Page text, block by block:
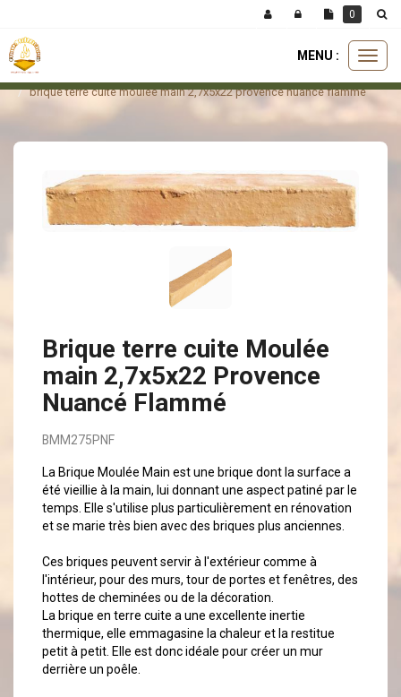
menu
MENU :
briques
brique terre cuite moulée main 2,7x5x22 provence nuancé flammé
Brique terre cuite Moulée
main 2,7x5x22 Provence
Nuancé Flammé
BMM275PNF
La Brique Moulée Main est une brique dont la surface a
été vieillie à la main, lui donnant une aspect patiné par le
temps. Elle s'utilise plus particulièrement en rénovation
et se marie très bien avec des briques plus anciennes.
Ces briques peuvent servir à l'extérieur comme à
l'intérieur, pour des murs, tour de portes et fenêtres, des
hottes de cheminées ou de la décoration.
La brique en terre cuite a une excellente inertie
thermique, elle emmagasine la chaleur et la restitue
petit à petit. Elle est donc idéale pour créer un mur
derrière un poêle.
0